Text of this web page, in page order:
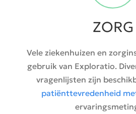
ZORG
Vele ziekenhuizen en
gebruik van Exploratio.
vragenlijsten zijn
patiënttevredenheid